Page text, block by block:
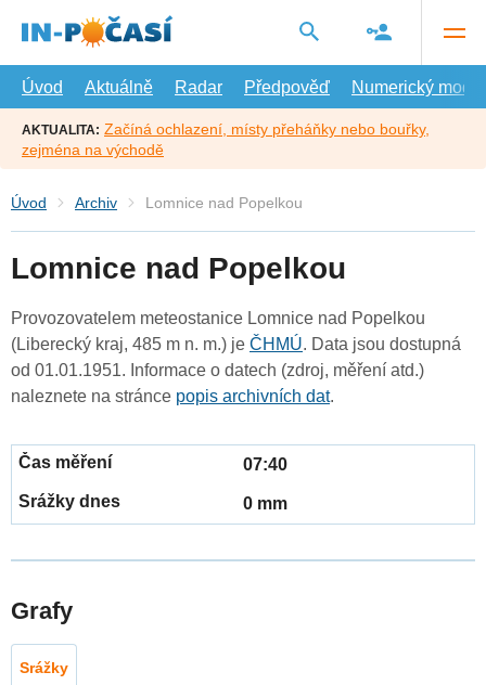
hlavní
Úvod
Aktuálně Radar Předpověď Numerický model
AKTUALITA: Začíná ochlazení, místy přeháňky nebo bouřky,
zejména na východě
Úvod Archiv Lomnice nad Popelkou
Lomnice nad Popelkou
Provozovatelem meteostanice Lomnice nad Popelkou
(Liberecký kraj, 485 m n. m.) je ČHMÚ. Data jsou dostupná
od 01.01.1951. Informace o datech (zdroj, měření atd.)
naleznete na stránce popis archivních dat.
07:40
0 mm
Grafy
Srážky